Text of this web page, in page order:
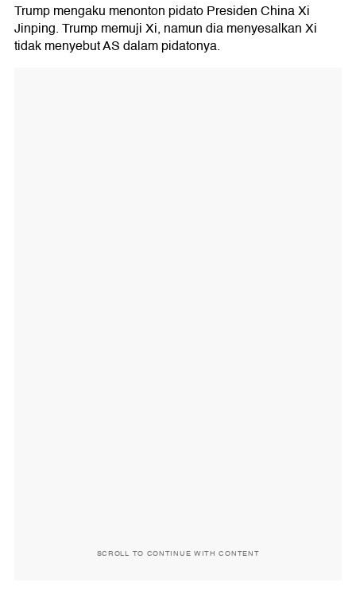
Trump mengaku menonton pidato Presiden China Xi
Jinping. Trump memuji Xi, namun dia menyesalkan Xi
tidak menyebut AS dalam pidatonya.
SCROLL TO CONTINUE WITH CONTENT